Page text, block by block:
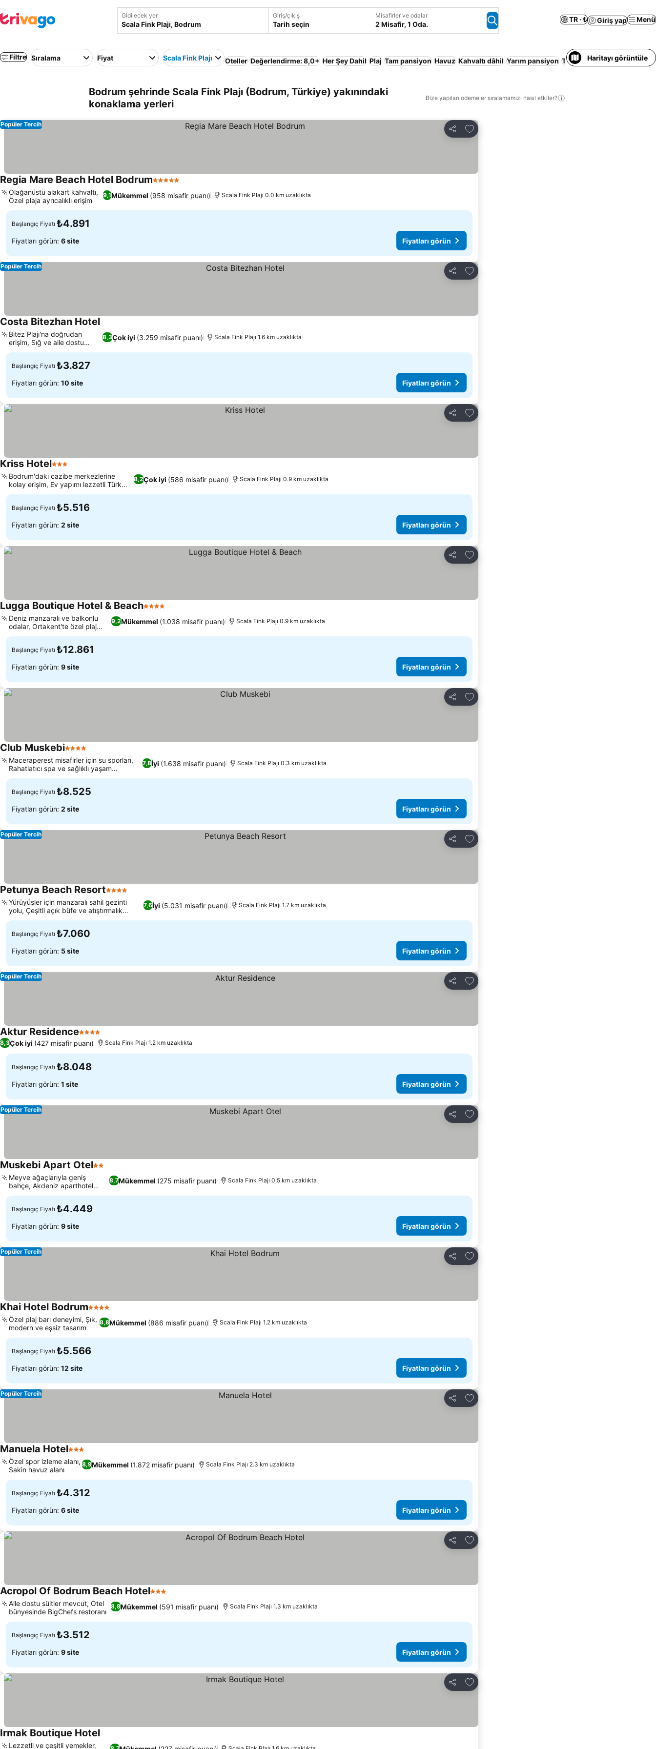
Gidilecek yer Giriş/çıkış
Tarih seçin
Misafirler ve odalar
2 Misafir, 1 Oda.
TR · ₺ Giriş yap Menü
Filtre Sıralama Fiyat Scala Fink Plajı Oteller Değerlendirme: 8,0+ Her Şey Dahil Plaj Tam pansiyon Havuz Kahvaltı dâhil Yarım pansiyon Tatil Köyü Konaklama
Haritayı görüntüle
Bodrum şehrinde Scala Fink Plajı (Bodrum, Türkiye) yakınındaki
konaklama yerleri
Bize yapılan ödemeler sıralamamızı nasıl etkiler?
Paylaş
Favorilerime ekle
Popüler Tercih
Regia Mare Beach Hotel Bodrum5 Yıldız
9,1Mükemmel (958 misafir puanı)
Olağanüstü alakart kahvaltı,
Özel plaja ayrıcalıklı erişim
Scala Fink Plajı 0.0 km uzaklıkta
Başlangıç Fiyatı ₺4.891
Fiyatları görün: 6 site Fiyatları görün
Paylaş
Favorilerime ekle
Popüler Tercih
Costa Bitezhan Hotel
8,3Çok iyi (3.259 misafir puanı)
Bitez Plajı'na doğrudan
erişim, Sığ ve aile dostu
deniz
Scala Fink Plajı 1.6 km uzaklıkta
Başlangıç Fiyatı ₺3.827
Fiyatları görün: 10 site Fiyatları görün
Paylaş
Favorilerime ekle
Kriss Hotel3 Yıldız
8,2Çok iyi (586 misafir puanı)
Bodrum'daki cazibe merkezlerine
kolay erişim, Ev yapımı lezzetli Türk
mutfağı
Scala Fink Plajı 0.9 km uzaklıkta
Başlangıç Fiyatı ₺5.516
Fiyatları görün: 2 site Fiyatları görün
Paylaş
Favorilerime ekle
Lugga Boutique Hotel & Beach4 Yıldız
9,2Mükemmel (1.038 misafir puanı)
Deniz manzaralı ve balkonlu
odalar, Ortakent'te özel plaj
erişimi
Scala Fink Plajı 0.9 km uzaklıkta
Başlangıç Fiyatı ₺12.861
Fiyatları görün: 9 site Fiyatları görün
Paylaş
Favorilerime ekle
Club Muskebi4 Yıldız
7,8İyi (1.638 misafir puanı)
Maceraperest misafirler için su sporları,
Rahatlatıcı spa ve sağlıklı yaşam
olanakları
Scala Fink Plajı 0.3 km uzaklıkta
Başlangıç Fiyatı ₺8.525
Fiyatları görün: 2 site Fiyatları görün
Paylaş
Favorilerime ekle
Popüler Tercih
Petunya Beach Resort4 Yıldız
7,6İyi (5.031 misafir puanı)
Yürüyüşler için manzaralı sahil gezinti
yolu, Çeşitli açık büfe ve atıştırmalık
yemekler
Scala Fink Plajı 1.7 km uzaklıkta
Başlangıç Fiyatı ₺7.060
Fiyatları görün: 5 site Fiyatları görün
Paylaş
Favorilerime ekle
Popüler Tercih
Aktur Residence4 Yıldız
8,3Çok iyi (427 misafir puanı) Scala Fink Plajı 1.2 km uzaklıkta
Başlangıç Fiyatı ₺8.048
Fiyatları görün: 1 site Fiyatları görün
Paylaş
Favorilerime ekle
Popüler Tercih
Muskebi Apart Otel2 Yıldız
8,7Mükemmel (275 misafir puanı)
Meyve ağaçlarıyla geniş
bahçe, Akdeniz aparthotel
mimarisi
Scala Fink Plajı 0.5 km uzaklıkta
Başlangıç Fiyatı ₺4.449
Fiyatları görün: 9 site Fiyatları görün
Paylaş
Favorilerime ekle
Popüler Tercih
Khai Hotel Bodrum4 Yıldız
8,8Mükemmel (886 misafir puanı)
Özel plaj barı deneyimi, Şık,
modern ve eşsiz tasarım
Scala Fink Plajı 1.2 km uzaklıkta
Başlangıç Fiyatı ₺5.566
Fiyatları görün: 12 site Fiyatları görün
Paylaş
Favorilerime ekle
Popüler Tercih
Manuela Hotel3 Yıldız
8,9Mükemmel (1.872 misafir puanı)
Özel spor izleme alanı,
Sakin havuz alanı
Scala Fink Plajı 2.3 km uzaklıkta
Başlangıç Fiyatı ₺4.312
Fiyatları görün: 6 site Fiyatları görün
Paylaş
Favorilerime ekle
Acropol Of Bodrum Beach Hotel3 Yıldız
8,8Mükemmel (591 misafir puanı)
Aile dostu süitler mevcut, Otel
bünyesinde BigChefs restoranı
Scala Fink Plajı 1.3 km uzaklıkta
Başlangıç Fiyatı ₺3.512
Fiyatları görün: 9 site Fiyatları görün
Paylaş
Favorilerime ekle
Irmak Boutique Hotel
Lezzetli ve çeşitli yemekler,